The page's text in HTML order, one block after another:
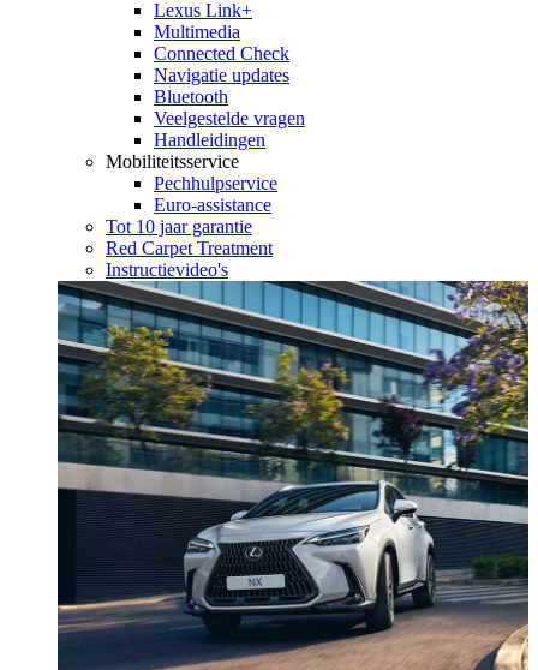
Lexus Link+
Multimedia
Connected Check
Navigatie updates
Bluetooth
Veelgestelde vragen
Handleidingen
Mobiliteitsservice
Pechhulpservice
Euro-assistance
Tot 10 jaar garantie
Red Carpet Treatment
Instructievideo's